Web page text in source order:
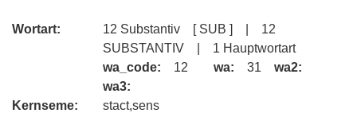
Wortart:
12 Substantiv [ SUB ] | 12
SUBSTANTIV | 1 Hauptwortart
wa_code:
12 wa: 31 wa2:
wa3:
Kernseme:
stact,sens